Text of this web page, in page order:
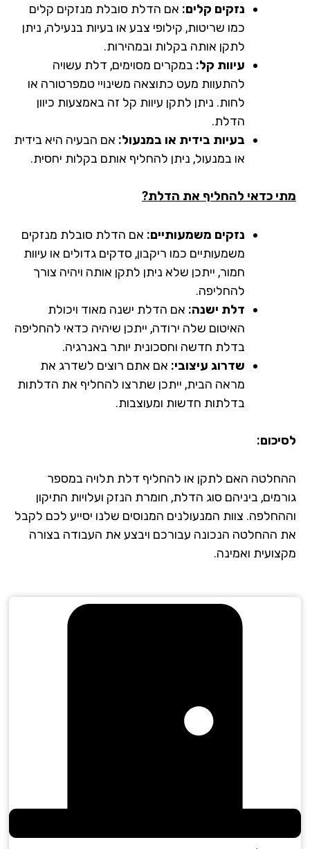
נזקים קלים:אם הדלת סובלת מנזקים קלים
כמו שריטות, קילופי צבע או בעיות בנעילה, ניתן
לתקן אותה בקלות ובמהירות.
עיוות קל:במקרים מסוימים, דלת עשויה
להתעוות מעט כתוצאה משינויי טמפרטורה או
לחות. ניתן לתקן עיוות קל זה באמצעות כיוון
הדלת.
בעיות בידית או במנעול:אם הבעיה היא בידית
או במנעול, ניתן להחליף אותם בקלות יחסית.
כדאי להחליף את הדלת?
נזקים משמעותיים:אם הדלת סובלת מנזקים
משמעותיים כמו ריקבון, סדקים גדולים או עיוות
חמור, ייתכן שלא ניתן לתקן אותה ויהיה צורך
להחליפה.
דלת ישנה:אם הדלת ישנה מאוד ויכולת
האיטום שלה ירודה, ייתכן שיהיה כדאי להחליפה
בדלת חדשה וחסכונית יותר באנרגיה.
שדרוג עיצובי:אם אתם רוצים לשדרג את
מראה הבית, ייתכן שתרצו להחליף את הדלתות
בדלתות חדשות ומעוצבות.
האם לתקן או להחליף דלת תלויה במספר
ביניהם סוג הדלת, חומרת הנזק ועלויות התיקון
צוות המנעולנים המנוסים שלנו יסייע לכם לקבל
ההחלטה הנכונה עבורכם ויבצע את העבודה בצורה
ואמינה.